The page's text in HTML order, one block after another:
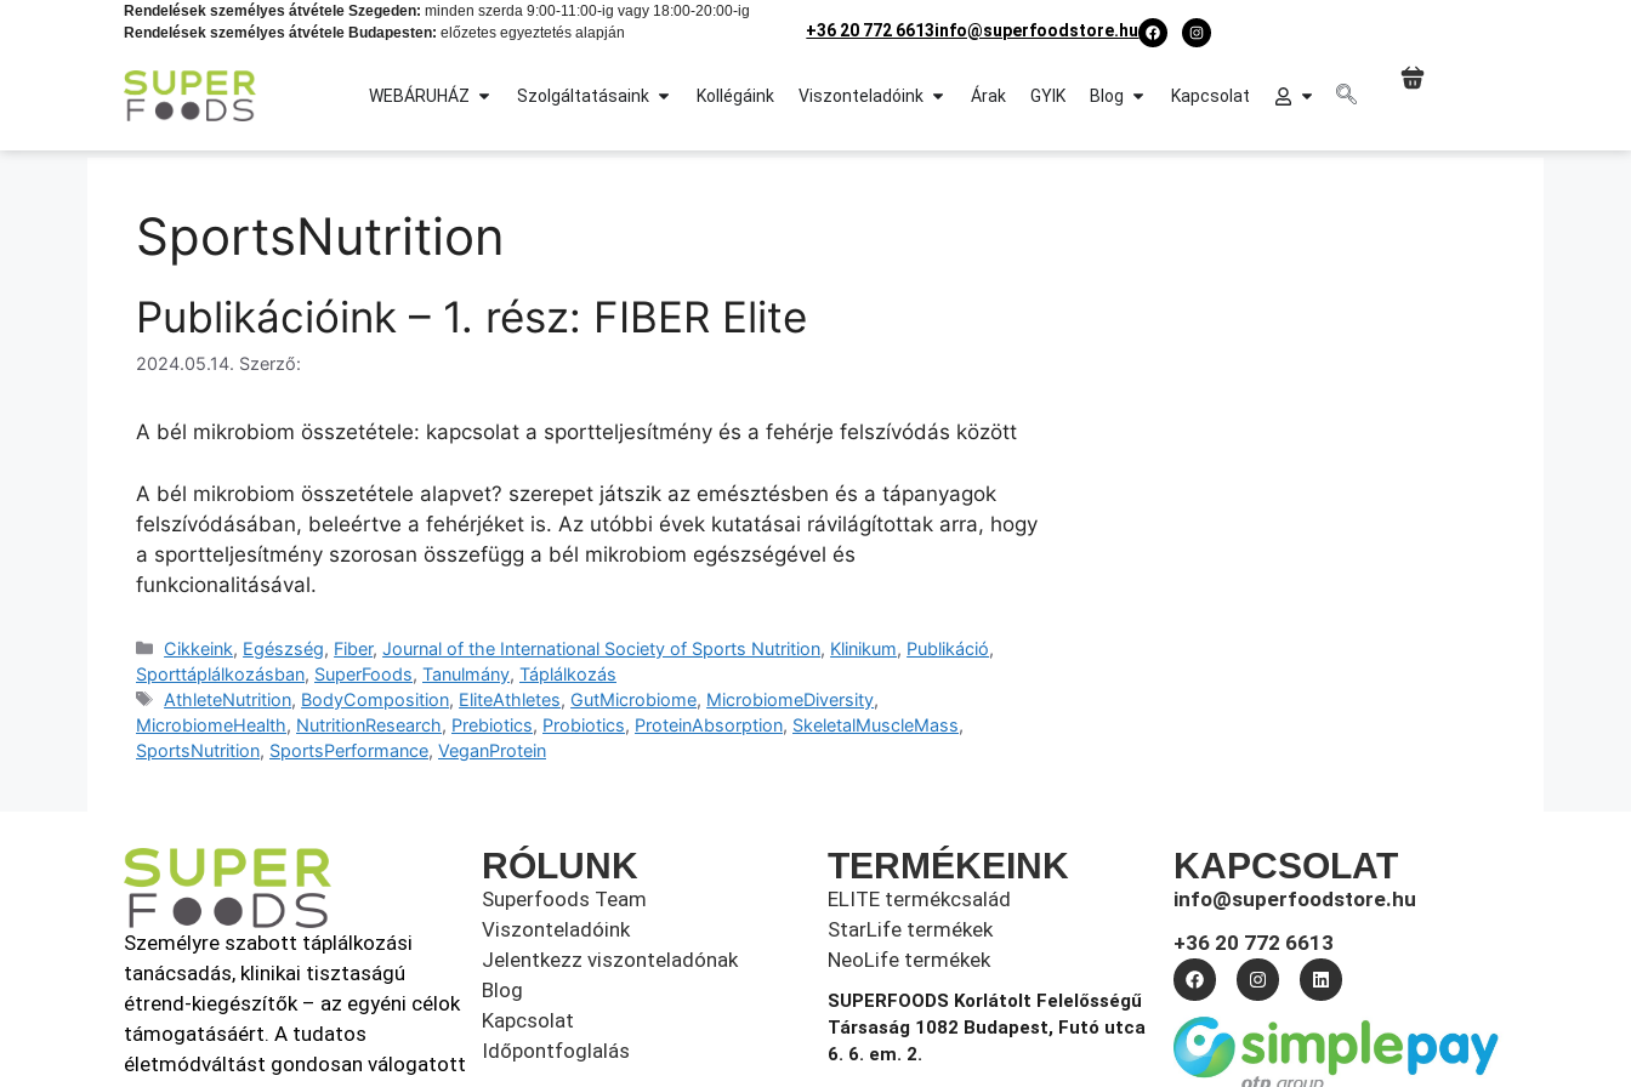
Rendelések személyes átvétele Szegeden: minden szerda 9:00-11:00-ig vagy 18:00-20:00-ig
Rendelések személyes átvétele Budapesten: előzetes egyeztetés alapján +36 20 772 6613info@superfoodstore.hu
WEBÁRUHÁZ Szolgáltatásaink Kollégáink Viszonteladóink Árak GYIK Blog Kapcsolat
SportsNutrition
Publikációink – 1. rész: FIBER Elite
2024.05.14. Szerző:
A bél mikrobiom összetétele: kapcsolat a sportteljesítmény és a fehérje felszívódás között
A bél mikrobiom összetétele alapvet? szerepet játszik az emésztésben és a tápanyagok
felszívódásában, beleértve a fehérjéket is. Az utóbbi évek kutatásai rávilágítottak arra, hogy
a sportteljesítmény szorosan összefügg a bél mikrobiom egészségével és
funkcionalitásával.
Cikkeink, Egészség, Fiber,Journal of the International Society of Sports Nutrition, Klinikum, Publikáció,
Sporttáplálkozásban, SuperFoods, Tanulmány, Táplálkozás
AthleteNutrition, BodyComposition, EliteAthletes, GutMicrobiome, MicrobiomeDiversity,
MicrobiomeHealth, NutritionResearch, Prebiotics, Probiotics, ProteinAbsorption, SkeletalMuscleMass,
SportsNutrition, SportsPerformance, VeganProtein
Személyre szabott táplálkozási
tanácsadás, klinikai tisztaságú
étrend-kiegészítők – az egyéni célok
támogatásáért. A tudatos
életmódváltást gondosan válogatott
RÓLUNK
Superfoods Team
Viszonteladóink
Jelentkezz viszonteladónak
Blog
Kapcsolat
Időpontfoglalás
TERMÉKEINK
ELITE termékcsalád
StarLife termékek
NeoLife termékek
SUPERFOODS Korlátolt Felelősségű
Társaság 1082 Budapest, Futó utca
6. 6. em. 2.
KAPCSOLAT
info@superfoodstore.hu
+36 20 772 6613